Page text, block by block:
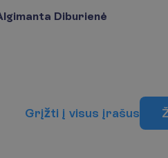
Diburienė
Grįžti į visus įrašus